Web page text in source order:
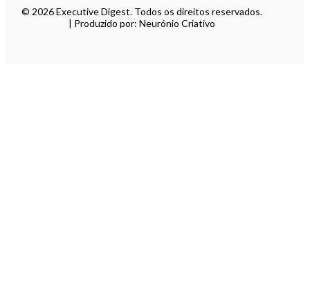
© 2026 Executive Digest. Todos os direitos reservados.
| Produzido por: Neurónio Criativo